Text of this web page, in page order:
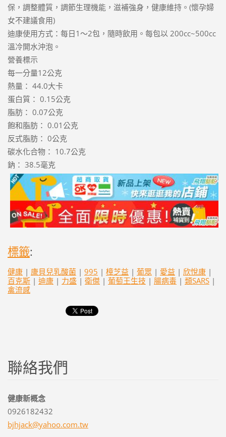
保，調整體質，調節生理機能，滋補強身，健康維持。(懷孕婦
女不建議食用)
迪康使用方式：每日1～2包，隨時飲用。每包以 200cc~500cc
溫冷開水沖泡。
營養標示
每一分量12公克
熱量： 44.0大卡
蛋白質： 0.15公克
脂肪： 0.07公克
飽和脂肪： 0.01公克
反式脂肪： 0公克
碳水化合物： 10.7公克
鈉： 38.5毫克
標籤:
健康 | 康貝兒乳酸菌 | 995 | 樟芝益 | 葡眾 | 愛益 | 欣悅康 |
百克斯 | 迪康 | 力盛 | 衛傑 | 葡萄王生技 | 腸病毒 | 類SARS |
禽流感
聯絡我們
健康新概念
0926182432
bjhjack@yahoo.com.tw